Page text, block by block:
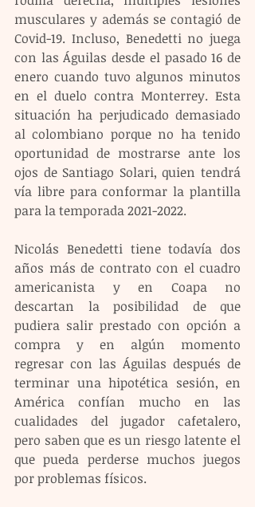
musculares y además se contagió de
Covid-19. Incluso, Benedetti no juega
con las Águilas desde el pasado 16 de
enero cuando tuvo algunos minutos
en el duelo contra Monterrey. Esta
situación ha perjudicado demasiado
al colombiano porque no ha tenido
oportunidad de mostrarse ante los
ojos de Santiago Solari, quien tendrá
vía libre para conformar la plantilla
para la temporada 2021-2022.
Nicolás Benedetti tiene todavía dos
años más de contrato con el cuadro
americanista y en Coapa no
descartan la posibilidad de que
pudiera salir prestado con opción a
compra y en algún momento
regresar con las Águilas después de
terminar una hipotética sesión, en
América confían mucho en las
cualidades del jugador cafetalero,
pero saben que es un riesgo latente el
que pueda perderse muchos juegos
por problemas físicos.